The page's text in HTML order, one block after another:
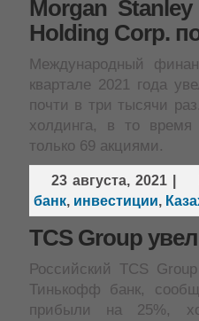
Morgan
Holding Corp.
Международный
квартале 2021 года
почти в три тысячи
холдинга, в то время
только 69 акциями.
23 августа, 2021|
банк, инвестиции,
TCS Group
Российский TCS
Тинькофф банк,
прибыли на 25%,